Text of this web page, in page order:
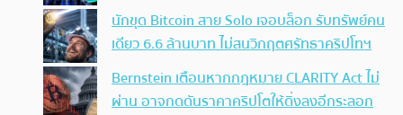
นักขุด Bitcoin สาย Solo เจอบล็อก รับทรัพย์คน
เดียว 6.6 ล้านบาท ไม่สนวิกฤตศรัทธาคริปโทฯ
Bernstein เตือนหากกฎหมาย CLARITY Act ไม่
ผ่าน อาจกดดันราคาคริปโตให้ดิ่งลงอีกระลอก